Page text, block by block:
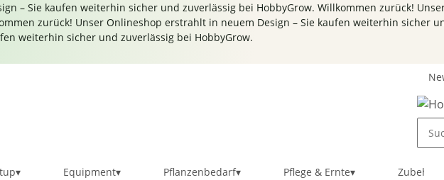
– Sie kaufen weiterhin sicher und zuverlässig bei HobbyGrow. Willkommen zurück!
zurück! Unser Onlineshop erstrahlt in neuem Design – Sie kaufen weiterhin sicher
weiterhin sicher und zuverlässig bei HobbyGrow.
▾ Equipment▾ Pflanzenbedarf▾ Pflege & Ernte▾ Zubehör